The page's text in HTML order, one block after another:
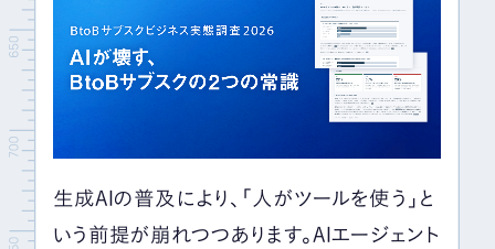
生成AIの普及により、「人がツールを使う」と
いう前提が崩れつつあります。AIエージェント